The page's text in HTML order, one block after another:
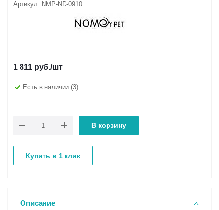
Артикул: NMP-ND-0910
1 811 руб./шт
Есть в наличии (3)
В корзину
Купить в 1 клик
Описание